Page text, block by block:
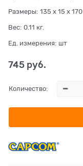
Размеры: 135 x 15 x 170
Вес: 0.11 кг.
Ед. измерения: шт
745 руб.
Количество: